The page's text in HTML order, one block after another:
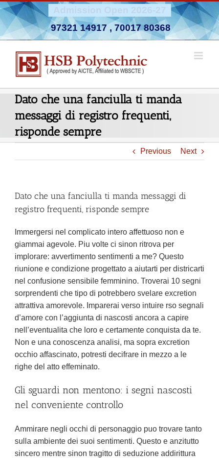
Skip
to
content
97321 14917, 70017 80368
Dato che una fanciulla ti manda
messaggi di registro frequenti,
risponde sempre
Previous Next
Dato che una fanciulla ti manda messaggi di
registro frequenti, risponde sempre
Immergersi nel complicato intero affettuoso non e
giammai agevole. Piu volte ci sinon ritrova per
implorare: avvertimento sentimenti a me? Questo
riunione e condizione progettato a aiutarti per districarti
nel confusione sensibile femminino. Troverai 10 segni
sorprendenti che tipo di potrebbero svelare excretion
attrattiva amorevole. Imparerai verso intuire rso segnali
d’amore con l’aggiunta di nascosti ancora a capire
nell’eventualita che loro e certamente conquista da te.
Non e una conoscenza analisi, ma sopra excretion
occhio affascinato, potresti decifrare in mezzo a le
righe del atto effeminato.
Gli sguardi non mentono: i segni nascosti
nel conveniente controllo
Ammirare negli occhi di personaggio puo trovare tanto
sulla ambiente dei suoi sentimenti. Questo e anzitutto
sincero mentre sinon tragitto di seduzione addirittura